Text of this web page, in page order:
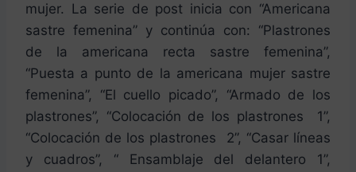
mujer. La serie de post inicia con “Americana
sastre femenina” y continúa con: “Plastrones
de la americana recta sastre femenina”,
“Puesta a punto de la americana mujer sastre
femenina”, “El cuello picado”, “Armado de los
plastrones”, “Colocación de los plastrones 1”,
“Colocación de los plastrones 2”, “Casar líneas
y cuadros”, “ Ensamblaje del delantero 1”,